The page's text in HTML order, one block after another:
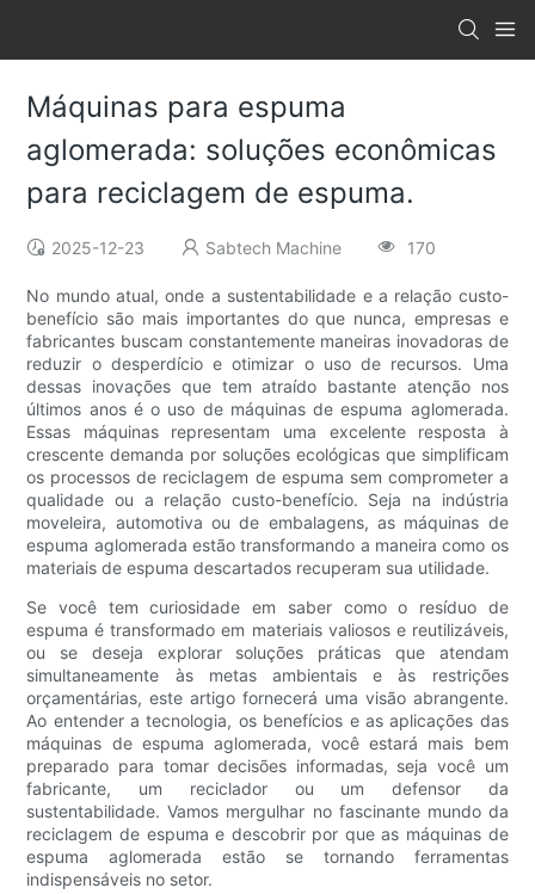
Máquinas para espuma
aglomerada: soluções econômicas
para reciclagem de espuma.
2025-12-23 Sabtech Machine 170
No mundo atual, onde a sustentabilidade e a relação custo-
benefício são mais importantes do que nunca, empresas e
fabricantes buscam constantemente maneiras inovadoras de
reduzir o desperdício e otimizar o uso de recursos. Uma
dessas inovações que tem atraído bastante atenção nos
últimos anos é o uso de máquinas de espuma aglomerada.
Essas máquinas representam uma excelente resposta à
crescente demanda por soluções ecológicas que simplificam
os processos de reciclagem de espuma sem comprometer a
qualidade ou a relação custo-benefício. Seja na indústria
moveleira, automotiva ou de embalagens, as máquinas de
espuma aglomerada estão transformando a maneira como os
materiais de espuma descartados recuperam sua utilidade.
Se você tem curiosidade em saber como o resíduo de
espuma é transformado em materiais valiosos e reutilizáveis,
ou se deseja explorar soluções práticas que atendam
simultaneamente às metas ambientais e às restrições
orçamentárias, este artigo fornecerá uma visão abrangente.
Ao entender a tecnologia, os benefícios e as aplicações das
máquinas de espuma aglomerada, você estará mais bem
preparado para tomar decisões informadas, seja você um
fabricante, um reciclador ou um defensor da
sustentabilidade. Vamos mergulhar no fascinante mundo da
reciclagem de espuma e descobrir por que as máquinas de
espuma aglomerada estão se tornando ferramentas
indispensáveis ​​no setor.